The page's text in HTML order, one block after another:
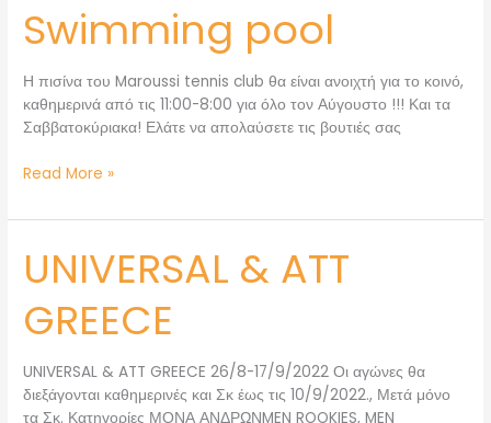
Swimming pool
Η πισίνα του Maroussi tennis club θα είναι ανοιχτή για το κοινό,
καθημερινά από τις 11:00-8:00 για όλο τον Αύγουστο !!! Και τα
Σαββατοκύριακα! Ελάτε να απολαύσετε τις βουτιές σας
Swimming
pool
Read More »
UNIVERSAL & ATT
GREECE
UNIVERSAL & ATT GREECE 26/8-17/9/2022 Οι αγώνες θα
διεξάγονται καθημερινές και Σκ έως τις 10/9/2022., Μετά μόνο
τα Σκ. Κατηγορίες ΜΟΝΑ ΑΝΔΡΩΝMEN ROOKIES, MEN
UNIVERSAL
&
GREECE